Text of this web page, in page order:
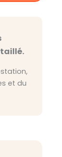
et du